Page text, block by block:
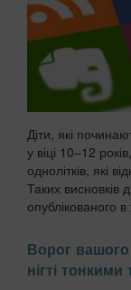
Діти, які
у віці 10–12
однолітків, які
Таких висновків
опублікованого
Ворог
нігті